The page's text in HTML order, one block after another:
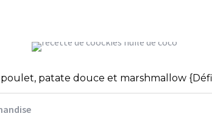
D’AVOINE
StéphanieM Uncategorized
patate douce et marshmallow {Défi